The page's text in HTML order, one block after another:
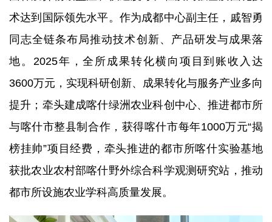
术达到国际领先水平。作为成都中心副主任，戚智勇
同志全链条布局推动技术创新、产品研发与成果落
地。2025年，全所成果转化横向项目到账收入达
3600万元，实现科研创新、成果转化与服务产业多向
提升；牵头建成喀什绿洲农业科创中心、推进都市所
与喀什市整县制合作，获得喀什市每年1000万元“揭
榜挂帅”项目经费，牵头推进的都市所喀什实验基地
获批农业农村部喀什野外综合科学观测研究站，推动
都市所设施农业学科高质量发展。